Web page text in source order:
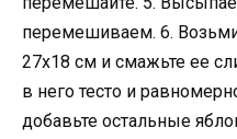
перемешиваем. 6.
27х18 см и смажьте ее
в него тесто и
добавьте остальные